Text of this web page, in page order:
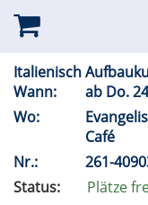
Italienisch
Wann:
ab Do.
Wo:
Café
Nr.:
261-
Status:
Plätze